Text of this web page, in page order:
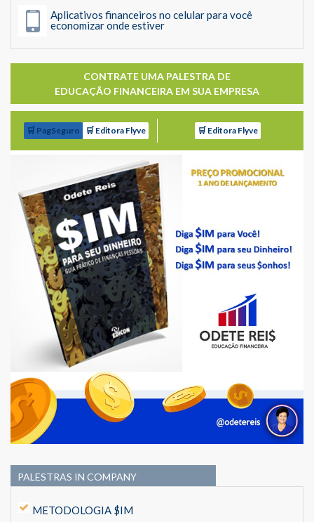
Aplicativos financeiros no celular para você
economizar onde estiver
CONTRATE UMA PALESTRA DE
EDUCAÇÃO FINANCEIRA EM SUA EMPRESA
🛒 PagSeguro 🛒 Editora Flyve 🛒 Editora Flyve
PALESTRAS IN COMPANY
METODOLOGIA $IM